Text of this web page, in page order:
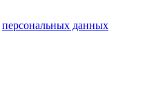
персональных данных